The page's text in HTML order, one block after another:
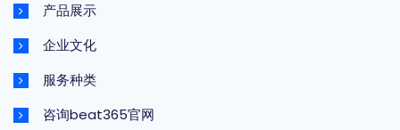
产品展示
企业文化
服务种类
咨询beat365官网